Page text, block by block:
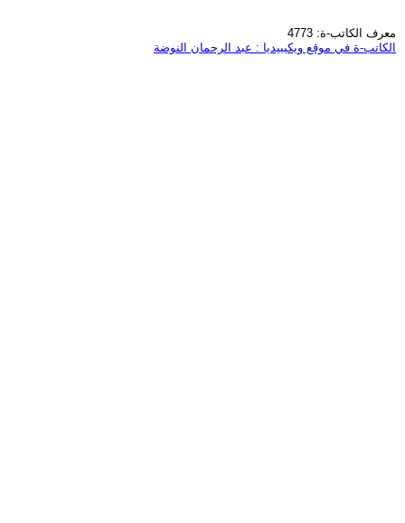
معرف الكاتب-ة: 4773
الكاتب-ة في موقع ويكيبيديا : عبد الرحمان النوضة